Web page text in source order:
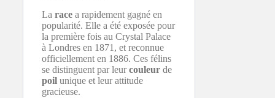
La race a rapidement gagné en
popularité. Elle a été exposée pour
la première fois au Crystal Palace
à Londres en 1871, et reconnue
officiellement en 1886. Ces félins
se distinguent par leurcouleur de
poil unique et leur attitude
gracieuse.